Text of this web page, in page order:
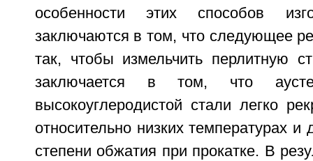
особенности этих способов
заключаются в том, что следующее
так, чтобы измельчить перлитную
заключается в том, что
высокоуглеродистой стали легко
относительно низких температурах
степени обжатия при прокатке. В